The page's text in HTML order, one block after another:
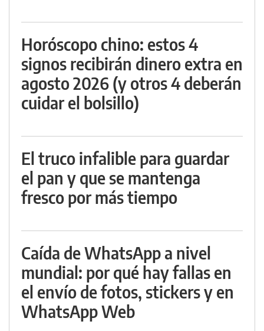
Horóscopo chino: estos 4
signos recibirán dinero extra en
agosto 2026 (y otros 4 deberán
cuidar el bolsillo)
El truco infalible para guardar
el pan y que se mantenga
fresco por más tiempo
Caída de WhatsApp a nivel
mundial: por qué hay fallas en
el envío de fotos, stickers y en
WhatsApp Web